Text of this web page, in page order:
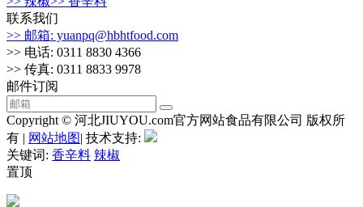
联系我们
>> 邮箱: yuanpq@hbhtfood.com
>> 电话: 0311 8830 4366
>> 传真: 0311 8833 9978
邮件订阅
Copyright © 河北JIUYOU.com官方网站食品有限公司 版权所
有 | 网站地图| 技术支持:
关键词: 香辛料 辣椒
置顶